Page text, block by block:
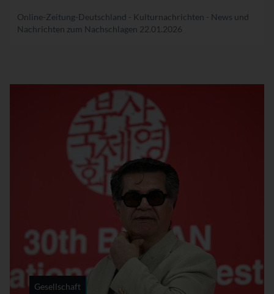
Online-Zeitung-Deutschland - Kulturnachrichten - News und
Nachrichten zum Nachschlagen 22.01.2026
Gesellschaft